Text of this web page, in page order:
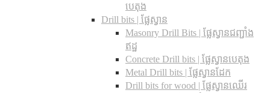
បេតុង
Drill bits |​ ផ្លែស្វាន
Masonry Drill Bits |​ ផ្លែស្វានជញ្ជាំង
ឥដ្ឋ
Concrete Drill bits |​ ផ្លែស្វានបេតុង
Metal Drill bits |​ ផ្លែស្វានដែក
Drill bits for wood |​ ផ្លែស្វានឈើរ